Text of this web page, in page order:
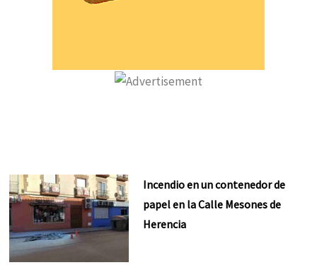
Incendio en un contenedor de
papel en la Calle Mesones de
Herencia